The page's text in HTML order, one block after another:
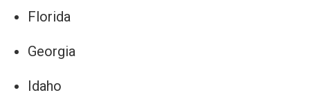
Florida
Georgia
Idaho